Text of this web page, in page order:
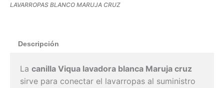
LAVARROPAS BLANCO MARUJA CRUZ
Descripción
La canilla Viqua lavadora blanca Maruja cruz
sirve para conectar el lavarropas al suministro